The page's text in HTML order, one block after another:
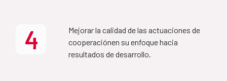
MAP Etiopía-España
Aprobado por el Consejo Rector de la Agencia, el 16
de junio de 2025 y publicado en junio de 2025
4
Mejorar la calidad de las actuaciones de
cooperaciónen su enfoque hacia
resultados de desarrollo.